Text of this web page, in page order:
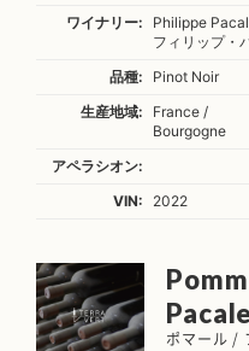
ワイナリー:
Philippe
フィリップ・
品種:
Pinot Noir
生産地域:
France /
Bourgogne
アペラシオン:
VIN:
2022
ポマール /